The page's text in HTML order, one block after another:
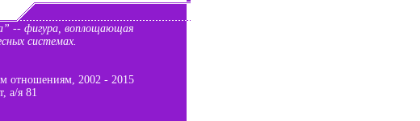
-- фигура, воплощающая
системах.
отношениям, 2002 - 2015
а/я 81